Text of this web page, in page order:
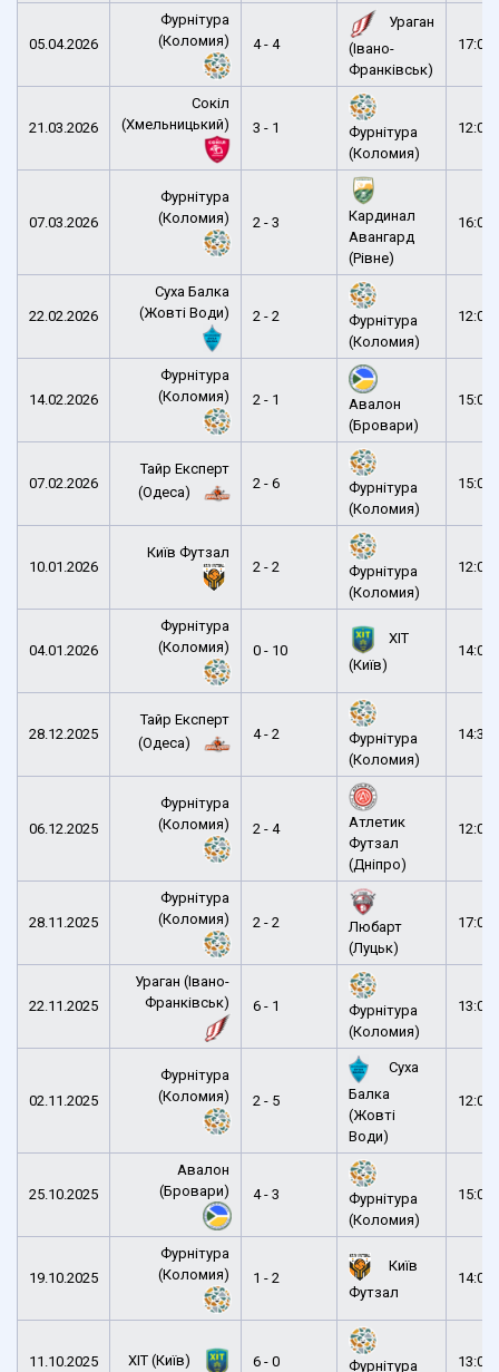
05.04.2026
Фурнітура
(Коломия)
4 - 4
Ураган
(Івано-
Франківськ)
17:00
21.03.2026
Сокіл
(Хмельницький)
3 - 1
Фурнітура
(Коломия)
12:00
07.03.2026
Фурнітура
(Коломия)
2 - 3
Кардинал
Авангард
(Рівне)
16:00
22.02.2026
Суха Балка
(Жовті Води)
2 - 2
Фурнітура
(Коломия)
12:00
14.02.2026
Фурнітура
(Коломия)
2 - 1
Авалон
(Бровари)
15:00
07.02.2026
Тайр Експерт
(Одеса)
2 - 6
Фурнітура
(Коломия)
15:00
10.01.2026
Київ Футзал
2 - 2
Фурнітура
(Коломия)
12:00
04.01.2026
Фурнітура
(Коломия)
0 - 10
ХІТ
(Київ)
14:00
28.12.2025
Тайр Експерт
(Одеса)
4 - 2
Фурнітура
(Коломия)
14:30
06.12.2025
Фурнітура
(Коломия)
2 - 4
Атлетик
Футзал
(Дніпро)
12:00
28.11.2025
Фурнітура
(Коломия)
2 - 2
Любарт
(Луцьк)
17:00
22.11.2025
Ураган (Івано-
Франківськ)
6 - 1
Фурнітура
(Коломия)
13:00
02.11.2025
Фурнітура
(Коломия)
2 - 5
Суха
Балка
(Жовті
Води)
12:00
25.10.2025
Авалон
(Бровари)
4 - 3
Фурнітура
(Коломия)
15:00
19.10.2025
Фурнітура
(Коломия)
1 - 2
Київ
Футзал
14:00
11.10.2025 ХІТ (Київ) 6 - 0 Фурнітура 13:00